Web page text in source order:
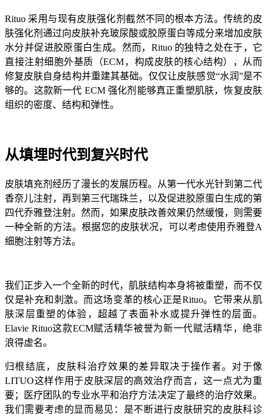
Rituo 采用与现有皮肤强化剂截然不同的根本方法。传统的皮
肤强化剂通过向皮肤补充玻尿酸或胶原蛋白等成分来增加皮肤
水分并促进胶原蛋白生成。然而，Rituo 的独特之处在于，它
直接注射细胞外基质（ECM，构成皮肤的核心结构），从而
修复皮肤自身结构并重建其基础。仅仅让皮肤感觉“水润”是不
够的。这款新一代 ECM 强化剂能够真正重塑肌肤，恢复皮肤
组织的密度、结构和弹性。
从填埋时代到复兴时代
皮肤填充剂经历了漫长的发展历程。从第一代水光针到第二代
香奈儿注射，再到第三代瑞珠兰，以及促进胶原蛋白生成的第
四代乔雅登注射。然而，如果皮肤改善效果仍然缓慢，则需要
一种全新的方法。根据您的皮肤状况，可以考虑使用乔雅登A
细胞注射等方法。
我们正步入一个全新的时代，肌肤结构本身将被重塑，而不仅
仅是补充和刺激。而这场变革的核心正是Rituo。它带来从肌
肤深层重塑的体验，超越了表面补水或提升弹性的层面。
Elavie Rituo这款ECM赋活精华被誉为新一代赋活精华，绝非
浪得虚名。
归根结底，皮肤科治疗效果的差异取决于操作者。对于像
LITUO这样作用于皮肤深层的高效治疗而言，这一点尤为重
要；医疗团队的专业水平和治疗方法决定了最终的治疗效果。
我们需要考虑的显而易见：是不断进行皮肤研究的皮肤科诊